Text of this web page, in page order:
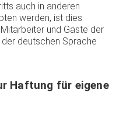
auch in anderen
werden, ist dies
und Gäste der
deutschen Sprache
Haftung für eigene